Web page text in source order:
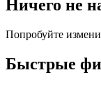
Ничего не
Попробуйте
Быстрые